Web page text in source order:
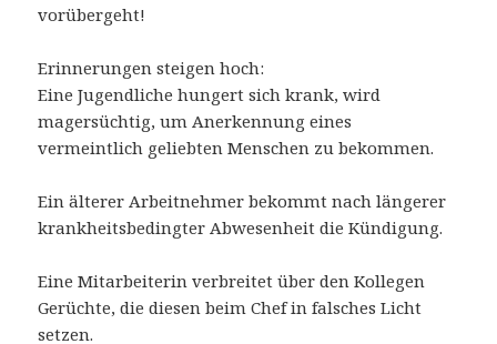
vorübergeht!
Erinnerungen steigen hoch:
Eine Jugendliche hungert sich krank, wird
magersüchtig, um Anerkennung eines
vermeintlich geliebten Menschen zu bekommen.
Ein älterer Arbeitnehmer bekommt nach längerer
krankheitsbedingter Abwesenheit die Kündigung.
Eine Mitarbeiterin verbreitet über den Kollegen
Gerüchte, die diesen beim Chef in falsches Licht
setzen.